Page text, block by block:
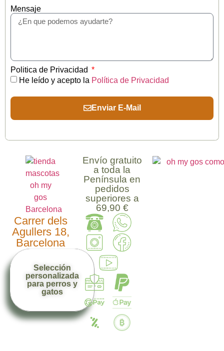
Mensaje
Politica de Privacidad
He leído y acepto la Política de Privacidad
Enviar E-Mail
Carrer dels
Agullers 18,
Barcelona
Selección
personalizada
para perros y
gatos
Envío gratuito
a toda la
Península en
pedidos
superiores a
69,90 €